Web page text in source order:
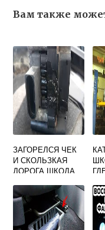
Вам также
ЗАГОРЕЛСЯ ЧЕК
И СКОЛЬЗКАЯ
ДОРОГА ШКОДА